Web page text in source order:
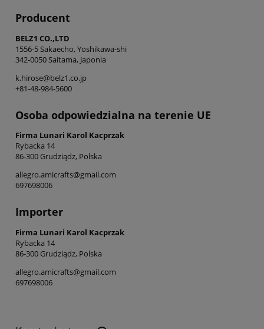
Producent
BELZ1 CO.,LTD
1556-5 Sakaecho, Yoshikawa-shi
342-0050 Saitama, Japonia
k.hirose@belz1.co.jp
+81-48-984-5600
Osoba odpowiedzialna na terenie UE
Firma Lunari Karol Kacprzak
Rybacka 14
86-300 Grudziądz, Polska
allegro.amicrafts@gmail.com
697698006
Importer
Firma Lunari Karol Kacprzak
Rybacka 14
86-300 Grudziądz, Polska
allegro.amicrafts@gmail.com
697698006